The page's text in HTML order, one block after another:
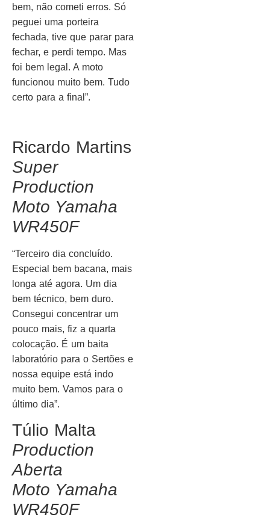
bem, não cometi erros. Só
peguei uma porteira
fechada, tive que parar para
fechar, e perdi tempo. Mas
foi bem legal. A moto
funcionou muito bem. Tudo
certo para a final”.
Ricardo Martins
Super
Production
Moto Yamaha
WR450F
“Terceiro dia concluído.
Especial bem bacana, mais
longa até agora. Um dia
bem técnico, bem duro.
Consegui concentrar um
pouco mais, fiz a quarta
colocação. É um baita
laboratório para o Sertões e
nossa equipe está indo
muito bem. Vamos para o
último dia”.
Túlio Malta
Production
Aberta
Moto Yamaha
WR450F